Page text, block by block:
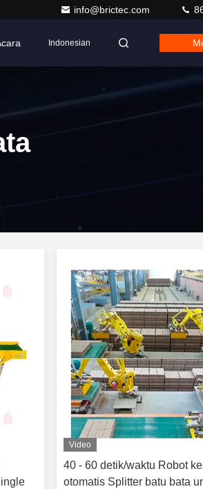
info@brictec.com
Indonesian
Video
40 - 60 detik/waktu Robot
otomatis Splitter batu bata